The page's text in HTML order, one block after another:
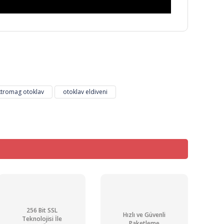
otoklav otoklav eldiveni
256 Bit SSL
Teknolojisi İle
Hızlı ve Güvenli